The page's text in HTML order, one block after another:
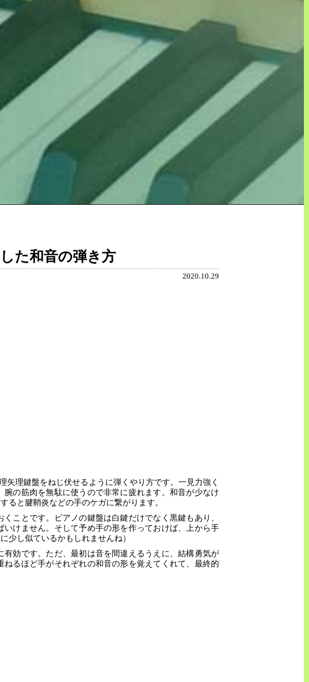
た和音の弾き方
2020.10.29
理鍵盤をねじ伏せるように弾くやり方です。一見力強く
の筋肉を無駄に使うので非常に疲れます。和音が少なけ
ると腱鞘炎などの手のケガに繋がります。
ことです。ピアノの鍵盤は白鍵だけでなく黒鍵もあり、
けません。そして予め手の形を作っておけば、上から手
少し似ているかもしれませんね）
効です。ただ、最初は音を間違えるうえに、結構勇気が
るほど手がそれぞれの和音の形を覚えてくれて、最終的